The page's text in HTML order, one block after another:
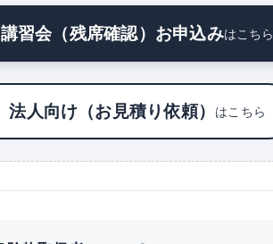
講習会（残席確認）お申込みはこちら
法人向け（お見積り依頼） はこちら